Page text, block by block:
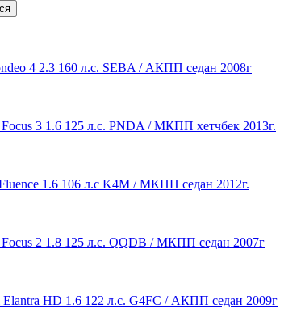
4 2.3 160 л.с. SEBA / АКПП седан 2008г
3 1.6 125 л.с. PNDA / МКПП хетчбек 2013г.
1.6 106 л.с K4M / МКПП седан 2012г.
Focus 2 1.8 125 л.с. QQDB / МКПП седан 2007г
Elantra HD 1.6 122 л.с. G4FC / АКПП седан 2009г